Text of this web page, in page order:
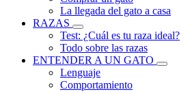
La llegada del gato a casa
RAZAS
Test: ¿Cuál es tu raza ideal?
Todo sobre las razas
ENTENDER A UN GATO
Lenguaje
Comportamiento